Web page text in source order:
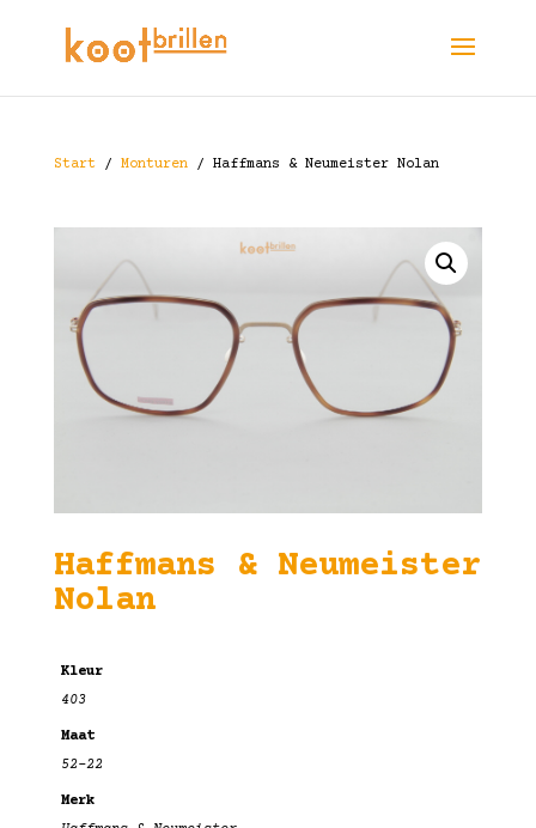
Start/ Monturen/ Haffmans & Neumeister Nolan
Haffmans & Neumeister
Nolan
Kleur
403
Maat
52-22
Merk